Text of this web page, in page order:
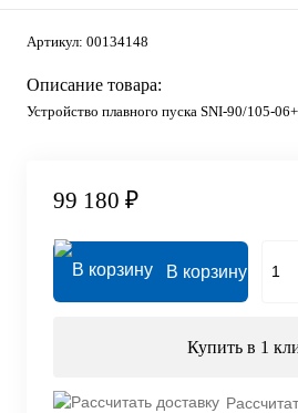
Артикул: 00134148
Описание товара:
Устройство плавного пуска SNI-90/105-
99 180 ₽
В корзину
Купить в 1